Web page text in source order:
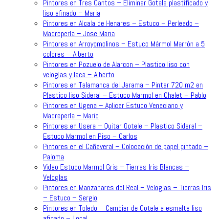
Pintores en Tres Cantos – Eliminar Gotele plastificado y
liso afinado – Maria
Pintores en Alcala de Henares – Estuco – Perleado –
Madreperla – Jose Maria
Pintores en Arroyomolinos – Estuco Mármol Marrón a 5
colores – Alberto
Pintores en Pozuelo de Alarcon – Plastico liso con
veloglas y laca – Alberto
Pintores en Talamanca del Jarama – Pintar 720 m2 en
Plastico liso Sideral – Estuco Marmol en Chalet – Pablo
Pintores en Ugena – Aplicar Estuco Veneciano y
Madreperla – Mario
Pintores en Usera – Quitar Gotele – Plastico Sideral –
Estuco Marmol en Piso – Carlos
Pintores en el Cañaveral – Colocación de papel pintado –
Paloma
Video Estuco Marmol Gris – Tierras Iris Blancas –
Veloglas
Pintores en Manzanares del Real – Veloglas – Tierras Iris
– Estuco – Sergio
Pintores en Toledo – Cambiar de Gotele a esmalte liso